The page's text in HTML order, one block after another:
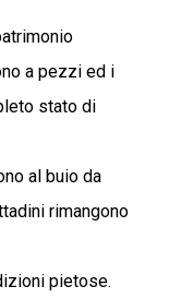
a pezzi ed i
stato di
al buio da
rimangono
pietose.